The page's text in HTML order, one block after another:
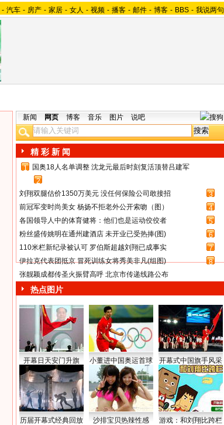
- 汽车 - 房产 - 家居 - 女人 - 视频 - 播客 - 邮件 - 博客 - BBS - 我说两句
新闻 网页 博客 音乐 图片 说吧
精 彩 新 闻
1
国奥18人名单调整 沈龙元最后时刻复活顶替吕建军
2
刘翔双腿估价1350万美元 没任何保险公司敢接招
3
前冠军变时尚美女 杨扬不拒老外公开索吻（图）
4
各国领导人中的体育健将：他们也是运动佼佼者
5
粉丝盛传姚明在通州建酒店 未开业已受热捧(图)
6
110米栏新纪录被认可 罗伯斯超越刘翔已成事实
7
伊拉克代表团抵京 冒死训练女将秀美非凡(组图)
8
张靓颖成都传圣火振臂高呼 北京市传递线路公布
热点图片
开幕日天安门升旗 小董进中国奥运首球 开幕式中国旗手风采
历届开幕式经典回放 沙排宝贝热辣性感 游戏：和刘翔比跨栏